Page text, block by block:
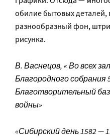
обилие бытовых
разнообразный фон,
рисунка.
В. Васнецов, « Во всех
Благородного собрания
Благотворительный
войны»
«Сибирский день 1582 —